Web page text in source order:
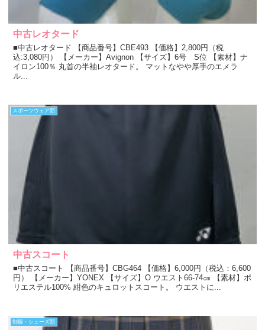
中古レオタード
■中古レオタード 【商品番号】CBE493 【価格】2,800円（税
込:3,080円） 【メーカー】Avignon 【サイズ】6号 S位 【素材】ナ
イロン100％ 丸首の半袖レオタード。 マットなやや厚手のエメラ
ル...
スポーツウェア類
中古スコート
■中古スコート 【商品番号】CBG464 【価格】6,000円（税込：6,600
円） 【メーカー】YONEX 【サイズ】O ウエスト66-74㎝ 【素材】ポ
リエステル100% 紺色のキュロットスコート。 ウエストに...
制服・シューズ類